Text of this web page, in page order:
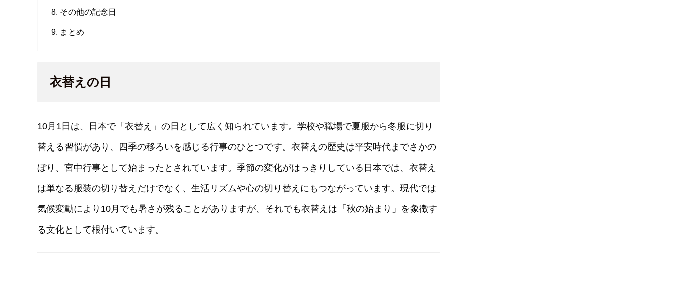
その他の記念日
まとめ
衣替えの日
10月1日は、日本で「衣替え」の日として広く知られています。学校や職場で夏服から冬服に切り
替える習慣があり、四季の移ろいを感じる行事のひとつです。衣替えの歴史は平安時代までさかの
ぼり、宮中行事として始まったとされています。季節の変化がはっきりしている日本では、衣替え
は単なる服装の切り替えだけでなく、生活リズムや心の切り替えにもつながっています。現代では
気候変動により10月でも暑さが残ることがありますが、それでも衣替えは「秋の始まり」を象徴す
る文化として根付いています。